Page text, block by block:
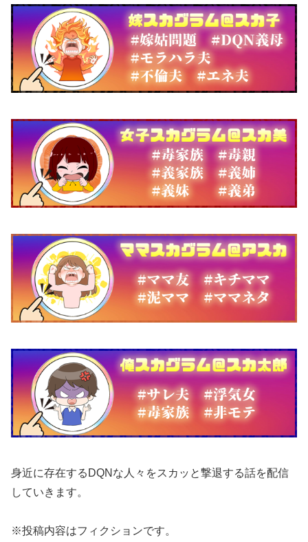
身近に存在するDQNな人々をスカッと撃退する話を配信
していきます。
※投稿内容はフィクションです。